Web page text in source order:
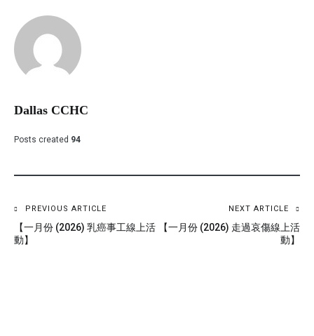
Dallas CCHC
Posts created 94
PREVIOUS ARTICLE
【一月份 (2026) 乳癌事工線上活
動】
NEXT ARTICLE
【一月份 (2026) 走過哀傷線上活
動】